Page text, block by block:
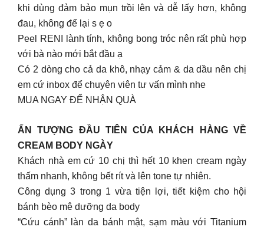
khi dùng đảm bảo mụn trồi lên và dễ lấy hơn, không
đau, không để lại s ẹ o
Peel RENI lành tính, không bong tróc nên rất phù hợp
với bà nào mới bắt đầu ạ
Có 2 dòng cho cả da khô, nhạy cảm & da dầu nên chị
em cứ inbox để chuyên viên tư vấn mình nhe
MUA NGAY ĐỂ NHẬN QUÀ
ẤN TƯỢNG ĐẦU TIÊN CỦA KHÁCH HÀNG VỀ
CREAM BODY NGÀY
Khách nhà em cứ 10 chị thì hết 10 khen cream ngày
thấm nhanh, không bết rít và lên tone tự nhiên.
Công dụng 3 trong 1 vừa tiện lợi, tiết kiệm cho hội
bánh bèo mê dưỡng da body
“Cứu cánh” làn da bánh mật, sạm màu với Titanium